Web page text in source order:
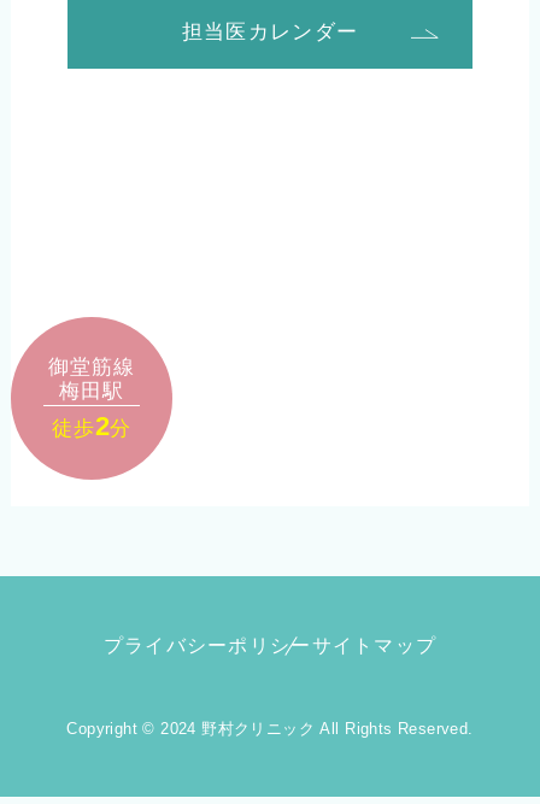
担当医カレンダー
御堂筋線
梅田駅
徒歩2分
プライバシーポリシーサイトマップ
Copyright © 2024 野村クリニック All Rights Reserved.